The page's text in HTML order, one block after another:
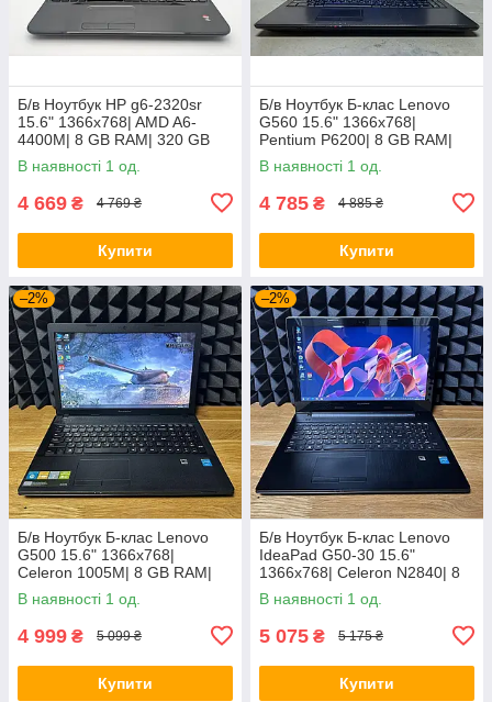
Б/в Ноутбук HP g6-2320sr
15.6" 1366x768| AMD A6-
4400M| 8 GB RAM| 320 GB
HDD| Radeon HD 7520G
В наявності 1 од.
4 669 ₴ 4 769 ₴
Купити
Б/в Ноутбук Б-клас Lenovo
G560 15.6" 1366x768|
Pentium P6200| 8 GB RAM|
120 GB SSD| HD
В наявності 1 од.
4 785 ₴ 4 885 ₴
Купити
–2%
Б/в Ноутбук Б-клас Lenovo
G500 15.6" 1366x768|
Celeron 1005M| 8 GB RAM|
128 GB SSD| HD
В наявності 1 од.
4 999 ₴ 5 099 ₴
Купити
–2%
Б/в Ноутбук Б-клас Lenovo
IdeaPad G50-30 15.6"
1366x768| Celeron N2840| 8
GB RAM| 128 GB SSD| HD
В наявності 1 од.
5 075 ₴ 5 175 ₴
Купити